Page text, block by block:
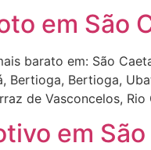
em São
barato em: São
Bertioga, Bertioga,
de Vasconcelos,
em